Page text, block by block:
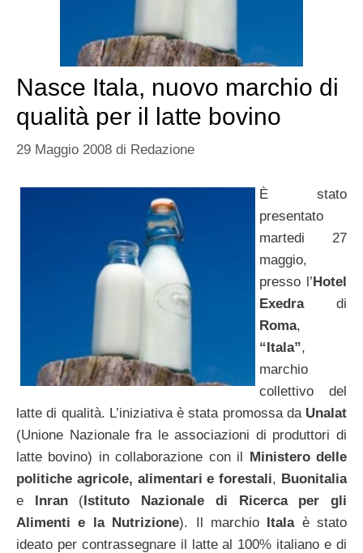
Nasce Itala, nuovo marchio di
qualità per il latte bovino
29 Maggio 2008 di Redazione
È stato
presentato
martedi 27
maggio,
presso l’Hotel
Exedradi
Roma,
“Itala”,
marchio
collettivo del
latte di qualità. L’iniziativa è stata promossa da Unalat
(Unione Nazionale fra le associazioni di produttori di
latte bovino) in collaborazione con il Ministero delle
politiche agricole, alimentari e forestali, Buonitalia
e Inran(Istituto Nazionale di Ricerca per gli
Alimenti e la Nutrizione). Il marchio Italaè stato
ideato per contrassegnare il latte al 100% italiano e di